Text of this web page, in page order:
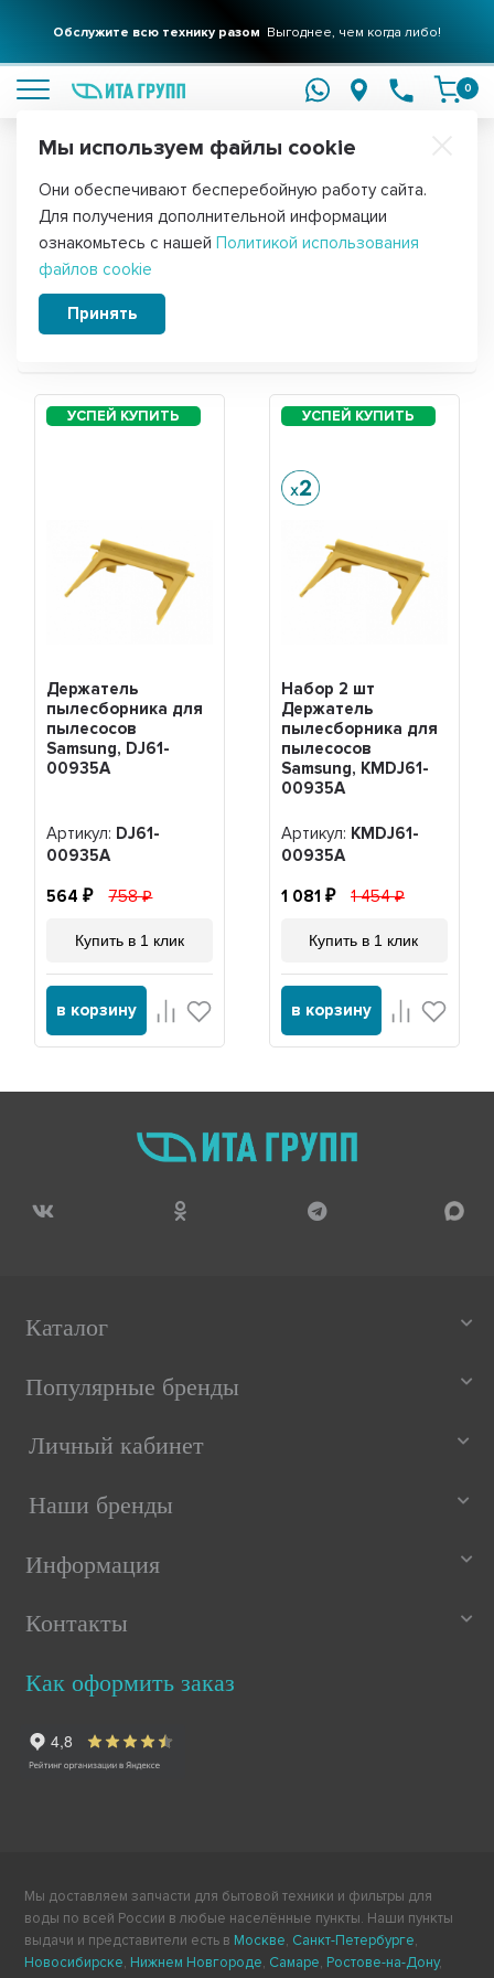
Обслужите всю технику разом Выгоднее, чем когда либо!
0
Главная
Запчасти для пылесоса Samsung
VCC5610
Держатель
пылесборника для
пылесосов
Samsung, DJ61-
00935A
Артикул: DJ61-
00935A
564 758
Купить в 1 клик
в корзину
Набор 2 шт
Держатель
пылесборника для
пылесосов
Samsung, KMDJ61-
00935A
Артикул: KMDJ61-
00935A
1 081 1 454
Купить в 1 клик
в корзину
Каталог
Популярные бренды
Личный кабинет
Наши бренды
Информация
Контакты
Как оформить заказ
Мы доставляем запчасти для бытовой техники и фильтры для
воды по всей России в любые населённые пункты. Наши пункты
выдачи и представители есть в Москве, Санкт-Петербурге,
Новосибирске, Нижнем Новгороде, Самаре, Ростове-на-Дону,
Мы используем файлы cookie
Они обеспечивают бесперебойную работу сайта.
Для получения дополнительной информации
ознакомьтесь с нашей Политикой использования
файлов cookie
Принять